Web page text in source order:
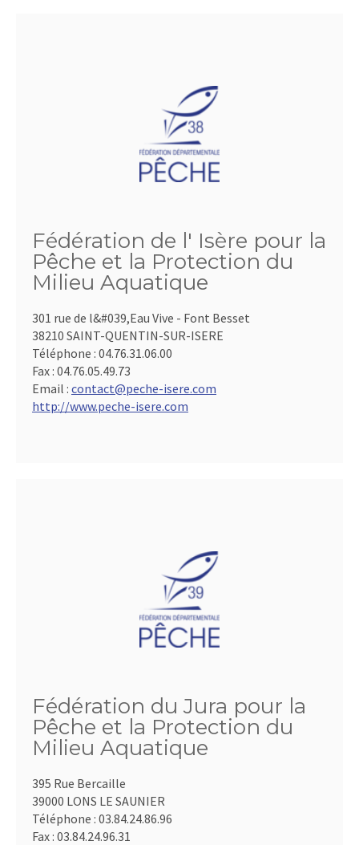
Fédération de l' Isère pour la
Pêche et la Protection du
Milieu Aquatique
301 rue de l&#039,Eau Vive - Font Besset
38210 SAINT-QUENTIN-SUR-ISERE
Téléphone : 04.76.31.06.00
Fax : 04.76.05.49.73
Email : contact@peche-isere.com
http://www.peche-isere.com
Fédération du Jura pour la
Pêche et la Protection du
Milieu Aquatique
395 Rue Bercaille
39000 LONS LE SAUNIER
Téléphone : 03.84.24.86.96
Fax : 03.84.24.96.31